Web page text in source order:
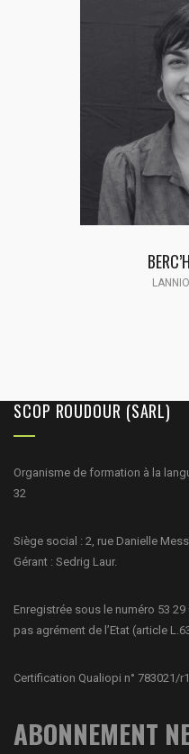
SCOP ROUDOUR (SARL)
Organisme de formation à la
32
Siège social : 2, rue Danielle
Gérant : Sedrig Laur.
Enregistrée sous le numéro 53
pas agrément de l’Etat (article
Certification Qualiopi n° 783021/r1
ABONNEMENT